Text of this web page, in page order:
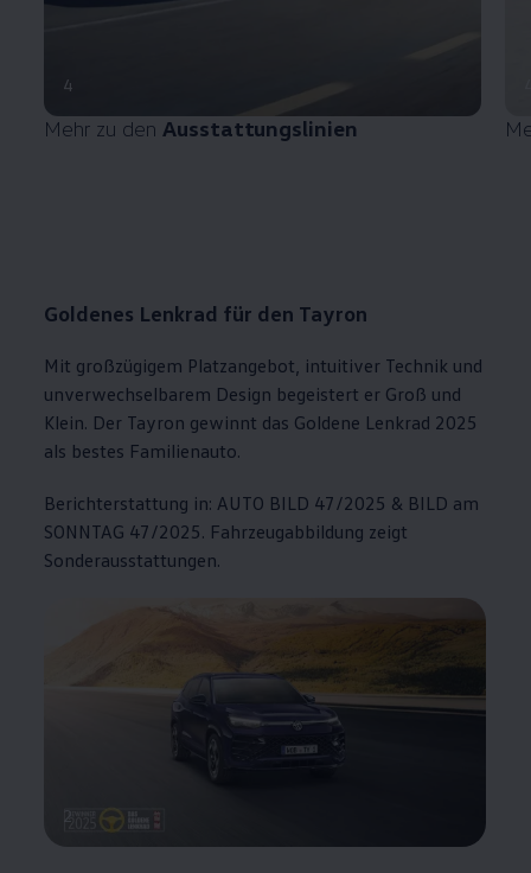
4
Mehr zu den Ausstattungslinien
Goldenes Lenkrad für den Tayron
Mit großzügigem Platzangebot, intuitiver Technik und
unverwechselbarem Design begeistert er Groß und
Klein. Der Tayron gewinnt das Goldene Lenkrad 2025
als bestes Familienauto.
Berichterstattung in: AUTO BILD 47/2025 & BILD am
SONNTAG 47/2025. Fahrzeugabbildung zeigt
Sonderausstattungen.
2